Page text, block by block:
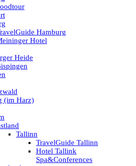
Hamburg
Hotel
Heide
(im Harz)
Tallinn
TravelGuide Tallinn
Hotel Tallink
Spa&Conferences